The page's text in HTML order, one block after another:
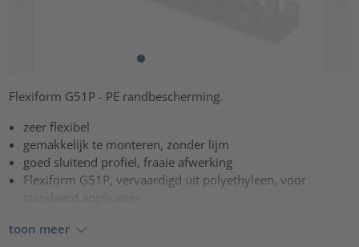
Flexiform G51P - PE randbescherming.
zeer flexibel
gemakkelijk te monteren, zonder lijm
goed sluitend profiel, fraaie afwerking
Flexiform G51P, vervaardigd uit polyethyleen, voor
toon meer